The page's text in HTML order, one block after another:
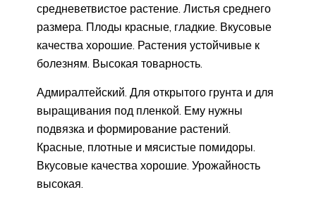
средневетвистое растение. Листья среднего
размера. Плоды красные, гладкие. Вкусовые
качества хорошие. Растения устойчивые к
болезням. Высокая товарность.
Адмиралтейский. Для открытого грунта и для
выращивания под пленкой. Ему нужны
подвязка и формирование растений.
Красные, плотные и мясистые помидоры.
Вкусовые качества хорошие. Урожайность
высокая.